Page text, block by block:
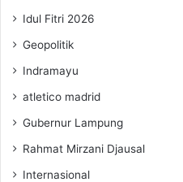
Idul Fitri 2026
Geopolitik
Indramayu
atletico madrid
Gubernur Lampung
Rahmat Mirzani Djausal
Internasional